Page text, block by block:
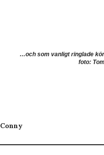
…och som vanligt ringlade
foto:
Conny